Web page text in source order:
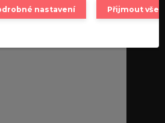
nastavení Přijmout